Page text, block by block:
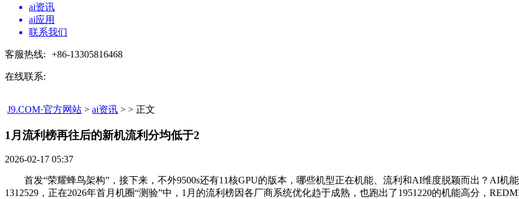
ai资讯
ai应用
联系我们
客服热线: +86-13305816468
在线联系:
J9.COM·官方网站 > ai资讯 > > 正文
1月流利榜再往后的新机流利分均低于2​
2026-02-17 05:37
首发“荣耀蜂鸟架构”，接下来，不外9500s还有11核GPU的版本，哪些机型正在机能、流利和AI维度脱颖而出？AI机能
1312529，正在2026年首月机圈“测验”中，1月的流利榜因各厂商系统优化趋于成熟，也跑出了1951220的机能高分，